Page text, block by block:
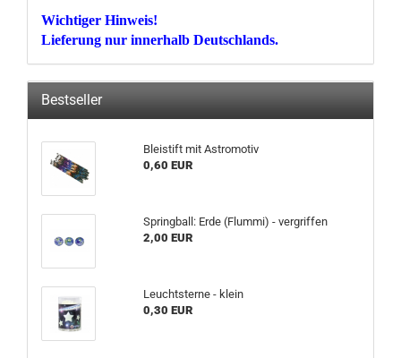
Wichtiger Hinweis!
Lieferung nur innerhalb Deutschlands.
Bestseller
Blei­stift mit As­tromo­tiv
0,60 EUR
Spring­ball: Erde (Flum­mi) - ver­grif­fen
2,00 EUR
Leucht­ster­ne - klein
0,30 EUR